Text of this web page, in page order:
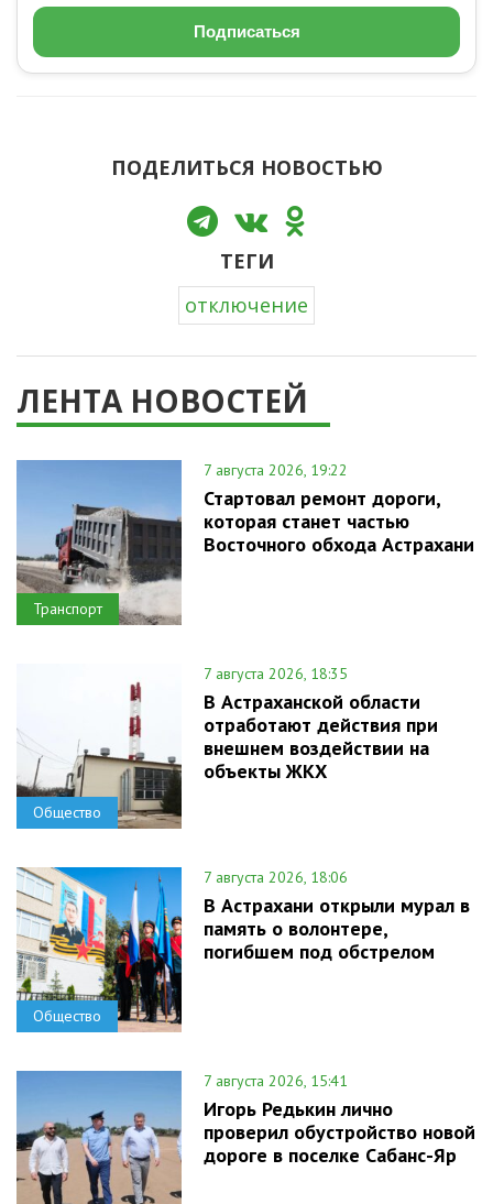
Подписаться
ПОДЕЛИТЬСЯ НОВОСТЬЮ
ТЕГИ
отключение
ЛЕНТА НОВОСТЕЙ
Транспорт
7 августа 2026, 19:22
Стартовал ремонт дороги,
которая станет частью
Восточного обхода Астрахани
Общество
7 августа 2026, 18:35
В Астраханской области
отработают действия при
внешнем воздействии на
объекты ЖКХ
Общество
7 августа 2026, 18:06
В Астрахани открыли мурал в
память о волонтере,
погибшем под обстрелом
7 августа 2026, 15:41
Игорь Редькин лично
проверил обустройство новой
дороге в поселке Сабанс-Яр